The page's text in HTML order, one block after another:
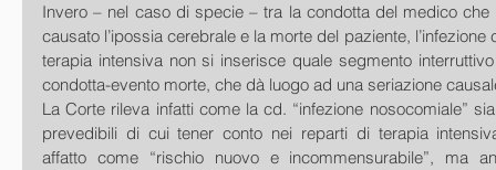
Invero – nel caso di specie – tra la condotta del medico che
causato l’ipossia cerebrale e la morte del paziente, l’infezione
terapia intensiva non si inserisce quale segmento
condotta-evento morte, che dà luogo ad una seriazione
La Corte rileva infatti come la cd. “infezione nosocomiale”
prevedibili di cui tener conto nei reparti di terapia
affatto come “rischio nuovo e incommensurabile”, ma